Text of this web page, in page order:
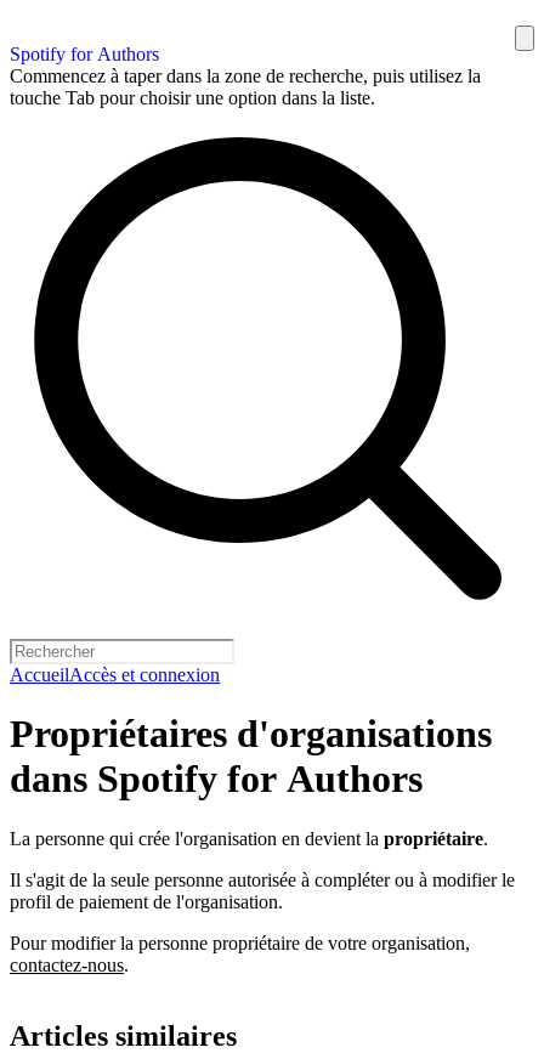
Spotify for Authors
Commencez à taper dans la zone de recherche, puis utilisez la
touche Tab pour choisir une option dans la liste.
AccueilAccès et connexion
Propriétaires d'organisations
dans Spotify for Authors
La personne qui crée l'organisation en devient la propriétaire.
Il s'agit de la seule personne autorisée à compléter ou à modifier le
profil de paiement de l'organisation.
Pour modifier la personne propriétaire de votre organisation,
contactez-nous.
Articles similaires